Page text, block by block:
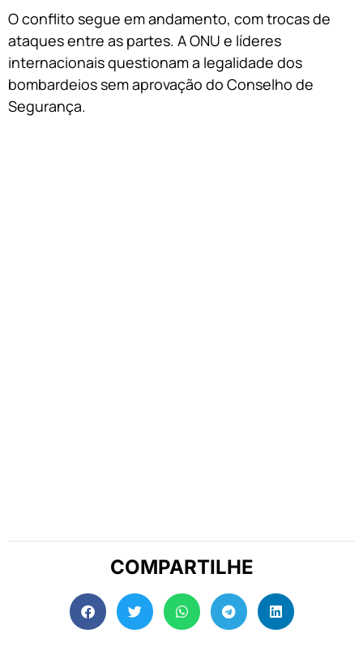
O conflito segue em andamento, com trocas de
ataques entre as partes. A ONU e líderes
internacionais questionam a legalidade dos
bombardeios sem aprovação do Conselho de
Segurança.
COMPARTILHE